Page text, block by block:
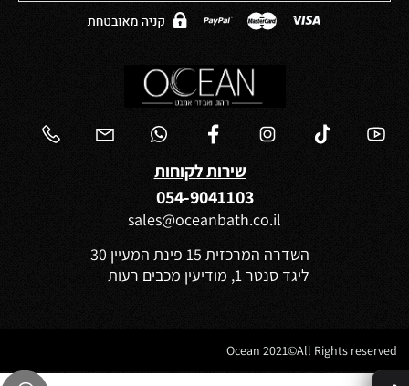
שירות לקוחות
054-9041103
sales@oceanbath.co.il
השדרה המרכזית 15 פינת המעיין 30
ליגד סנטר 1, מודיעין מכבים רעות